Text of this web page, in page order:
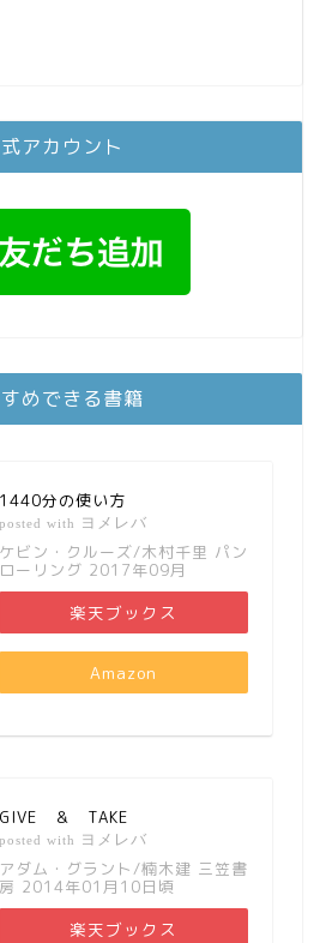
アカウント
めできる書籍
1440分の使い方
posted with ヨメレバ
ケビン・クルーズ/木村千里 パン
ローリング 2017年09月
楽天ブックス
Amazon
GIVE ＆ TAKE
posted with ヨメレバ
アダム・グラント/楠木建 三笠書
房 2014年01月10日頃
楽天ブックス